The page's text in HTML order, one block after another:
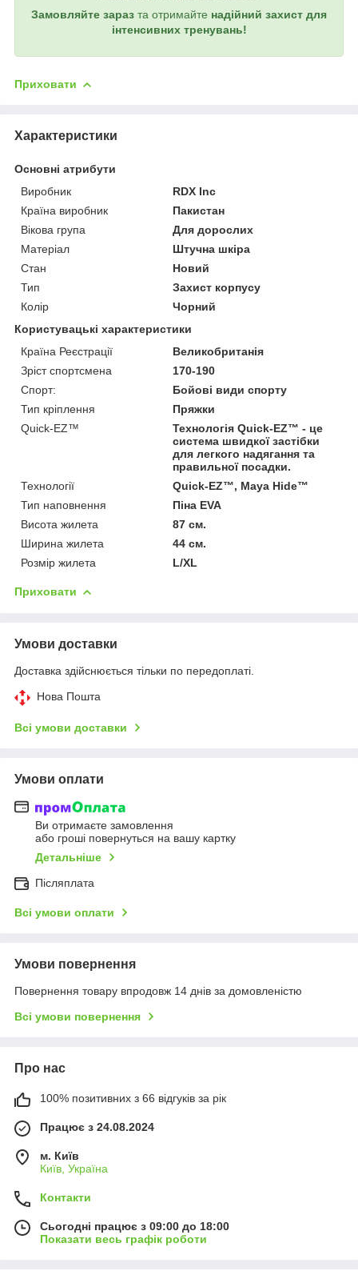
Замовляйте зараз та отримайте надійний захист для
інтенсивних тренувань!
Приховати
Характеристики
Основні атрибути
Виробник
RDX Inc
Країна виробник
Пакистан
Вікова група
Для дорослих
Матеріал
Штучна шкіра
Стан
Новий
Тип
Захист корпусу
Колір
Чорний
Користувацькі характеристики
Країна Реєстрації
Великобританія
Зріст спортсмена
170-190
Спорт:
Бойові види спорту
Тип кріплення
Пряжки
Quick-EZ™
Технологія Quick-EZ™ - це
система швидкої застібки
для легкого надягання та
правильної посадки.
Технології
Quick-EZ™, Maya Hide™
Тип наповнення
Піна EVA
Висота жилета
87 см.
Ширина жилета
44 см.
Розмір жилета
L/XL
Приховати
Умови доставки
Доставка здійснюється тільки по передоплаті.
Нова Пошта
Всі умови доставки
Умови оплати
Ви отримаєте замовлення
або гроші повернуться на вашу картку
Детальніше
Післяплата
Всі умови оплати
Умови повернення
Повернення товару впродовж 14 днів за домовленістю
Всі умови повернення
Про нас
100% позитивних з 66 відгуків за рік
Працює з 24.08.2024
м. Київ
Київ, Україна
Контакти
Сьогодні працює з 09:00 до 18:00
Показати весь графік роботи